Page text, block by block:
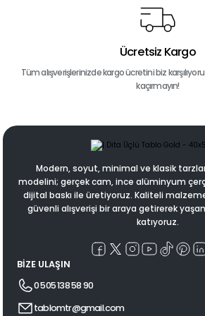
Ücretsiz Kargo
Tüm alışverişlerinizde kargo ücretini biz
kaçırmayın!
Modern, soyut, minimal ve klasik
modelini; gerçek cam, ince alüminyum
dijital baskı ile üretiyoruz. Kaliteli
güvenli alışverişi bir araya getirerek
katıyoruz.
BİZE ULAŞIN
0 505 138 58 90
tablomtr@gmail.com